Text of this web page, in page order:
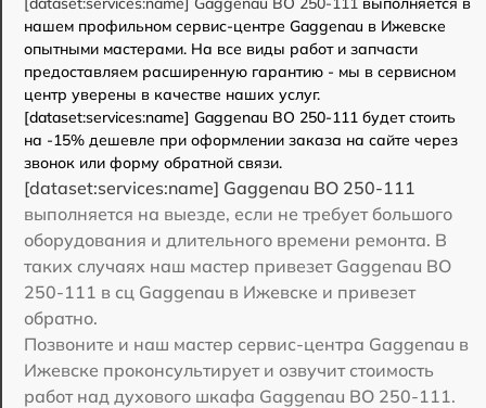
нашем профильном сервис-центре Gaggenau в Ижевске
опытными мастерами. На все виды работ и запчасти
предоставляем расширенную гарантию - мы в сервисном
центр уверены в качестве наших услуг.
[dataset:services:name] Gaggenau BO 250-111 будет стоить
на -15% дешевле при оформлении заказа на сайте через
звонок или форму обратной связи.
[dataset:services:name] Gaggenau BO 250-111
выполняется на выезде, если не требует большого
оборудования и длительного времени ремонта. В
таких случаях наш мастер привезет Gaggenau BO
250-111 в сц Gaggenau в Ижевске и привезет
обратно.
Позвоните и наш мастер сервис-центра Gaggenau в
Ижевске проконсультирует и озвучит стоимость
работ над духового шкафа Gaggenau BO 250-111.